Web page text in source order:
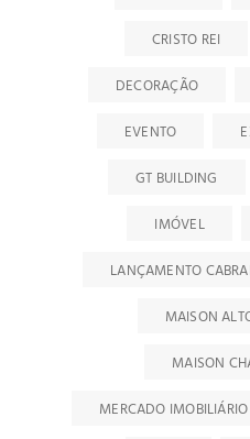
CRISTO REI
DECORAÇÃO
EVENTO
GT BUILDING
IMÓVEL
LANÇAMENTO
MAISON
MAISON
MERCADO IMOBILIÁRIO